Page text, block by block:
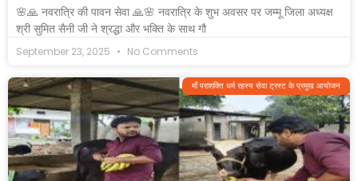
🌸🙏 नवरात्रि की पावन सेवा 🙏🌸 नवरात्रि के शुभ अवसर पर जम्मू जिला अध्यक्ष
श्री सुमित सैनी जी ने श्रद्धा और भक्ति के साथ गौ
September 23, 2025
No Comments
माँ पराशक्ति धर्म रहस्य सेवा ट्रस्ट के प्रमुख आयोजन